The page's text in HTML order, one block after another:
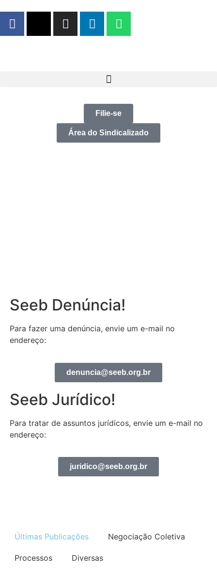
Filie-se
Área do Sindicalizado
Seeb Denúncia!
Para fazer uma denúncia, envie um e-mail no
endereço:
denuncia@seeb.org.br
Seeb Jurídico!
Para tratar de assuntos jurídicos, envie um e-mail no
endereço:
juridico@seeb.org.br
Últimas Publicações Negociação Coletiva
Processos Diversas